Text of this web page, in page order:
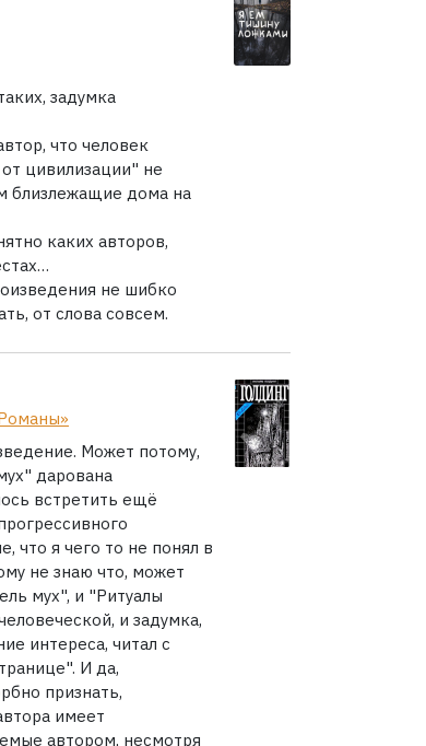
задумка
что человек
цивилизации" не
близлежащие дома на
каких авторов,
не шибко
от слова совсем.
Может потому,
дарована
встретить ещё
что я чего то не понял в
не знаю что, может
мух", и "Ритуалы
и задумка,
интереса, читал с
И да,
признать,
имеет
автором, несмотря